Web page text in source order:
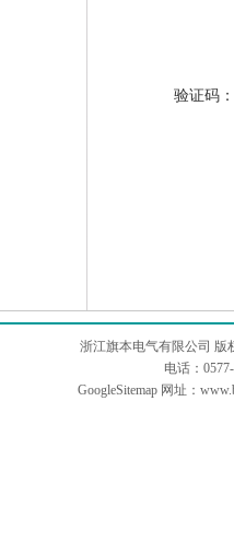
验证码：
浙江旗本电气有限公司 版
电话：
GoogleSitemap 网址：